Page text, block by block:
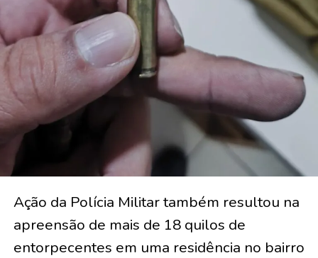
Ação da Polícia Militar também resultou na
apreensão de mais de 18 quilos de
entorpecentes em uma residência no bairro